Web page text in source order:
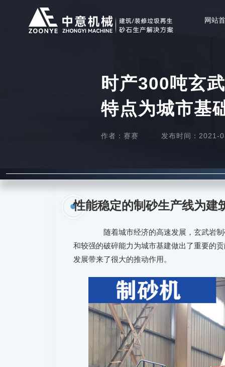
网站
时产300吨玄
特点为城市基
作者：赛赛 发布时间：2021-
性能稳定的制砂生产线为建
随着城市经济的高速发展，玄武岩制
和较强的破碎能力为城市基建做出了重要的
发展带来了很大的推动作用。